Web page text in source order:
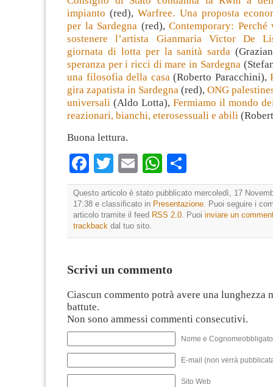
impianto (red),Warfree. Una proposta
per la Sardegna (red), Contemporary:
sostenere l’artista Gianmaria Victor De
giornata di lotta per la sanità sarda
speranza per i ricci di mare in Sardegna
una filosofia della casa (Roberto Paracchini),
gira zapatista in Sardegna (red), ONG
universali (Aldo Lotta), Fermiamo il mondo
reazionari, bianchi, eterosessuali e abili
Buona lettura.
Facebook
TwitterEmailWhatsApp
Questo articolo è stato pubblicato mercoledì, 17
17:38 e classificato in Presentazione. Puoi seguire i
articolo tramite il feed RSS 2.0. Puoi inviare un
trackback dal tuo sito.
Scrivi un commento
Ciascun commento potrà avere una lunghezza
battute.
Non sono ammessi commenti consecutivi.
Nome e
E-mail (non verrà
Sito Web